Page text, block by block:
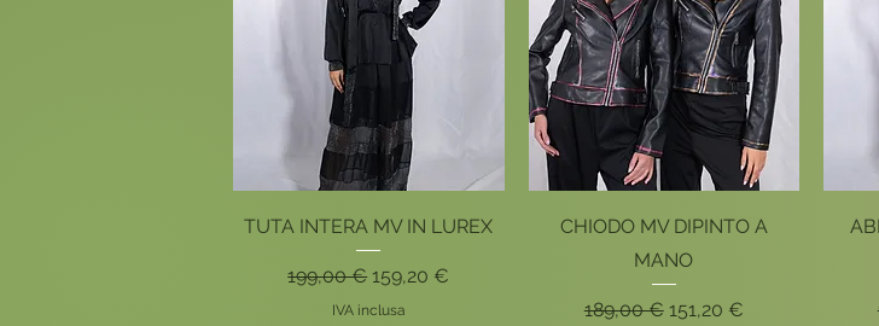
Vista rapida
TUTA INTERA MV IN LUREX
Prezzo regolare
199,00 € Prezzo scontato
159,20 €
IVA inclusa
Vista rapida
CHIODO MV DIPINTO A
MANO
Prezzo regolare
189,00 € Prezzo scontato
151,20 €